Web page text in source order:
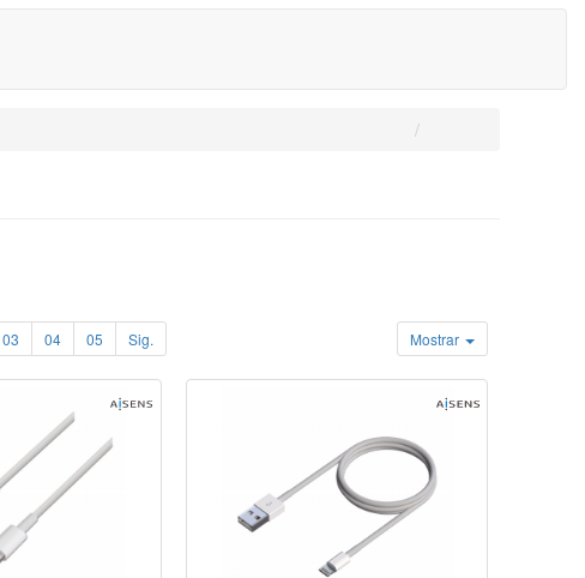
03 04 05 Sig. Mostrar